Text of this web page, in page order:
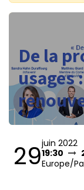
De la
usages
29juin 2022
19:30
Europe/